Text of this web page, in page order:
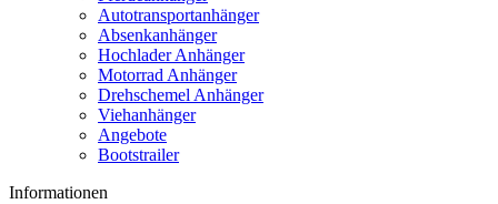
Autotransportanhänger
Absenkanhänger
Hochlader Anhänger
Motorrad Anhänger
Drehschemel Anhänger
Viehanhänger
Angebote
Bootstrailer
Informationen